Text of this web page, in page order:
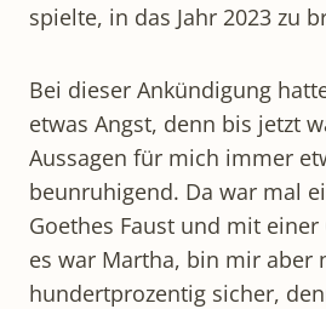
spielte, in das Jahr 2023 zu
Bei dieser Ankündigung
etwas Angst, denn bis jetzt
Aussagen für mich immer
beunruhigend. Da war mal
Goethes Faust und mit
es war Martha, bin mir aber
hundertprozentig sicher,